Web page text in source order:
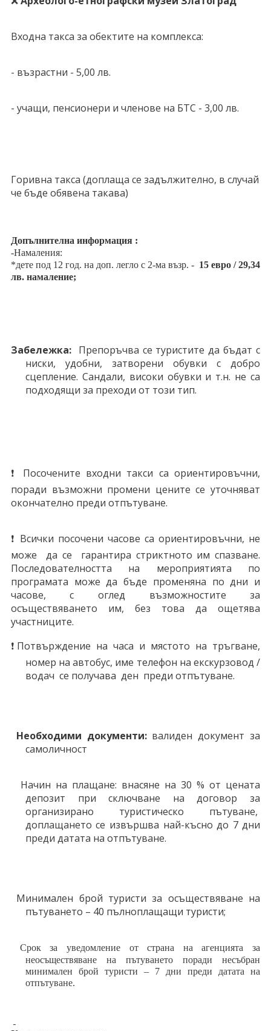
Входна такса за обектите на комплекса:
- възрастни - 5,00 лв.
- учащи, пенсионери и членове на БТС - 3,00 лв.
Горивна такса (доплаща се задължително, в случай
че бъде обявена такава)
Допълнителна информация :
-Намаления:
*дете под 12 год. на доп. легло с 2-ма възр. - 15 евро / 29,34
лв. намаление;
Забележка: Препоръчва се туристите да бъдат с
ниски, удобни, затворени обувки с добро
сцепление. Сандали, високи обувки и т.н. не са
подходящи за преходи от този тип.
❗ Посочените входни такси са ориентировъчни,
поради възможни промени цените се уточняват
окончателно преди отпътуване.
❗ Всички посочени часове са ориентировъчни, не
може да се гарантира стриктното им спазване.
Последователността на мероприятията по
програмата може да бъде променяна по дни и
часове, с оглед възможностите за
осъществяването им, без това да ощетява
участниците.
❗Потвърждение на часа и мястото на тръгване,
номер на автобус, име телефон на екскурзовод /
водач се получава ден преди отпътуване.
Необходими документи:валиден документ за
самоличност
Начин на плащане: внасяне на 30 % от цената
депозит при сключване на договор за
организирано туристическо пътуване,
доплащането се извършва най-късно до 7 дни
преди датата на отпътуване.
Минимален брой туристи за осъществяване на
пътуването – 40 пълноплащащи туристи;
Срок за уведомление от страна на агенцията за
неосъществяване на пътуването поради несъбран
минимален брой туристи – 7 дни преди датата на
отпътуване.